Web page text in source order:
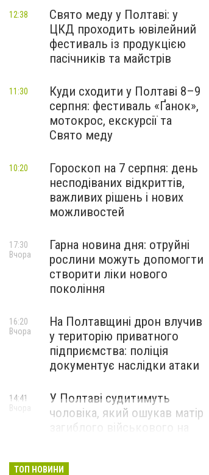
Свято меду у Полтаві: у
ЦКД проходить ювілейний
фестиваль із продукцією
пасічників та майстрів
12:38
Куди сходити у Полтаві 8–9
серпня: фестиваль «Ґанок»,
мотокрос, екскурсії та
Свято меду
11:30
Гороскоп на 7 серпня: день
несподіваних відкриттів,
важливих рішень і нових
можливостей
10:20
Гарна новина дня: отруйні
рослини можуть допомогти
створити ліки нового
покоління
17:30
Вчора
На Полтавщині дрон влучив
у територію приватного
підприємства: поліція
документує наслідки атаки
16:20
Вчора
У Полтаві судитимуть
чоловіка, який ошукав матір
загиблого військового на
14:41
Вчора
ТОП НОВИНИ